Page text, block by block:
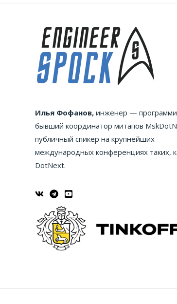
Илья Фофанов, инженер —
бывший координатор митапов
публичный спикер на крупнейших
международных конференциях таких,
DotNext.